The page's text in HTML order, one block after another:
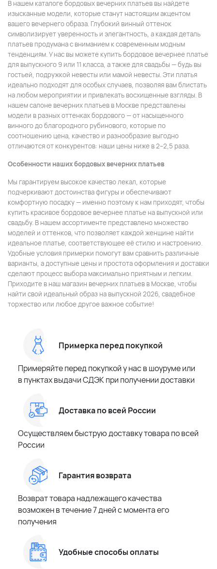
В нашем каталоге бордовых вечерних платьев вы найдете
изысканные модели, которые станут настоящим акцентом
вашего вечернего образа. Глубокий винный оттенок
символизирует уверенность и элегантность, а каждая деталь
платьев продумана с вниманием к современным модным
тенденциям. У нас вы можете купить бордовое вечернее платье
для выпускного 9 или 11 класса, а также для свадьбы — будь вы
гостьей, подружкой невесты или мамой невесты. Эти платья
идеально подходят для особых случаев, позволяя вам блистать
на любом мероприятии и привлекать восхищенные взгляды. В
нашем салоне вечерних платьев в Москве представлены
модели в разных оттенках бордового — от насыщенного
винного до благородного рубинового, которые по
соотношению цена, качество и разнообразие выгодно
отличаются от конкурентов: наши цены ниже в 2–2,5 раза.
Особенности наших бордовых вечерних платьев
Мы гарантируем высокое качество лекал, которые
подчеркивают достоинства фигуры и обеспечивают
комфортную посадку — именно поэтому к нам приходят, чтобы
купить красивое бордовое вечернее платье на выпускной или
свадьбу. В нашем ассортименте представлено множество
моделей и оттенков, что позволяет каждой женщине найти
идеальное платье, соответствующее её стилю и настроению.
Удобные условия примерки помогут вам сравнить различные
варианты, а доступные цены и простота оформления и доставки
сделают процесс выбора максимально приятным и легким.
Приходите в наш магазин вечерних платьев в Москве, чтобы
найти свой идеальный образ на выпускной 2026, свадебное
торжество или любое другое важное событие!
Примерка перед покупкой
Примеряйте перед покупкой у нас в шоуруме или
в пунктах выдачи СДЭК при получении доставки
Доставка по всей России
Осуществляем быструю доставку товара по всей
России
Гарантия возврата
Возврат товара надлежащего качества
возможен в течение 7 дней с момента его
получения
Удобные способы оплаты